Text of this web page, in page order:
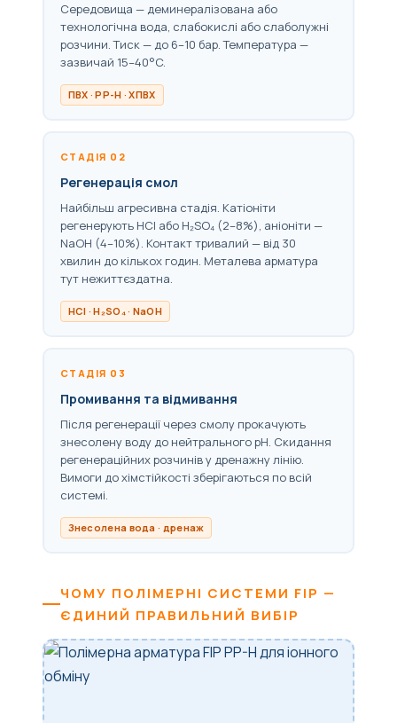
Середовища — деминералізована або
технологічна вода, слабокислі або слаболужні
розчини. Тиск — до 6–10 бар. Температура —
зазвичай 15–40°C.
ПВХ · PP-H · ХПВХ
СТАДІЯ 02
Регенерація смол
Найбільш агресивна стадія. Катіоніти
регенерують HCl або H₂SO₄ (2–8%), аніоніти —
NaOH (4–10%). Контакт тривалий — від 30
хвилин до кількох годин. Металева арматура
тут нежиттєздатна.
HCl · H₂SO₄ · NaOH
СТАДІЯ 03
Промивання та відмивання
Після регенерації через смолу прокачують
знесолену воду до нейтрального pH. Скидання
регенераційних розчинів у дренажну лінію.
Вимоги до хімстійкості зберігаються по всій
системі.
Знесолена вода · дренаж
ЧОМУ ПОЛІМЕРНІ СИСТЕМИ FIP —
ЄДИНИЙ ПРАВИЛЬНИЙ ВИБІР